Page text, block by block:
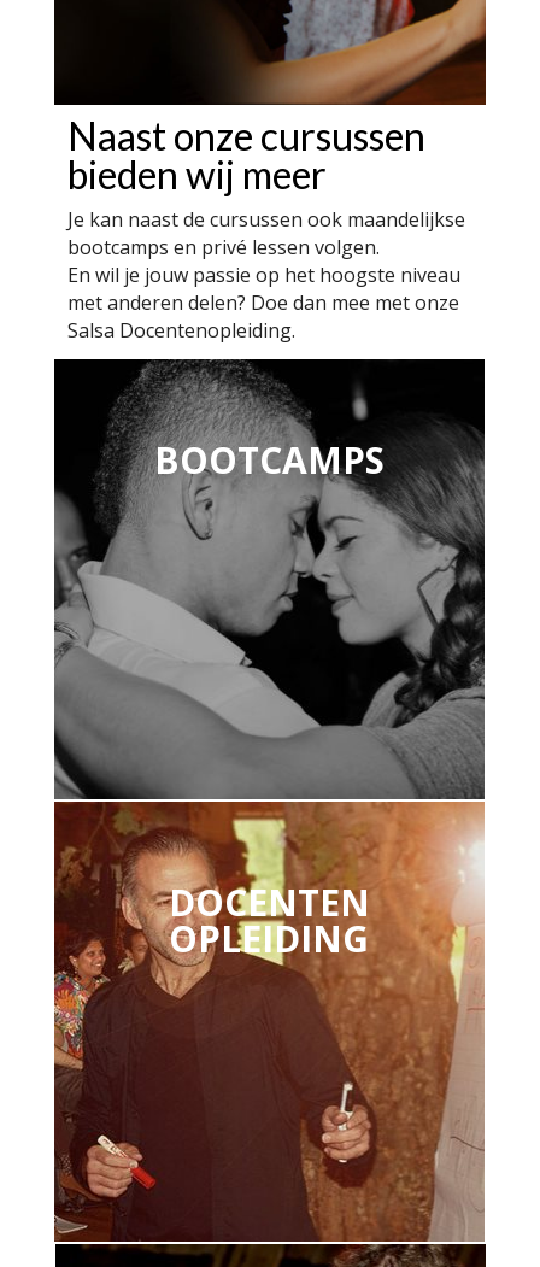
Naast onze cursussen
bieden wij meer
Je kan naast de cursussen ook maandelijkse
bootcamps en privé lessen volgen.
En wil je jouw passie op het hoogste niveau
met anderen delen? Doe dan mee met onze
Salsa Docentenopleiding.
BOOTCAMPS
DOCENTEN
OPLEIDING